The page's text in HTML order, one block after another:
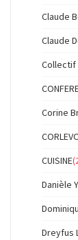
Claude
Claude
Collectif
Corine
CUISINE
Danièle
Dreyfus